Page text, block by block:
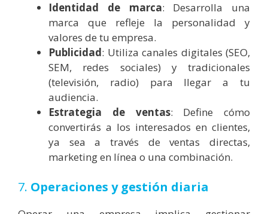
Identidad de marca: Desarrolla una
marca que refleje la personalidad y
valores de tu empresa.
Publicidad: Utiliza canales digitales (SEO,
SEM, redes sociales) y tradicionales
(televisión, radio) para llegar a tu
audiencia.
Estrategia de ventas: Define cómo
convertirás a los interesados en clientes,
ya sea a través de ventas directas,
marketing en línea o una combinación.
7. Operaciones y gestión diaria